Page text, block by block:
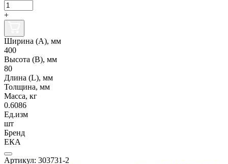
+
Ширина (А), мм
400
Высота (В), мм
80
Длина (L), мм
Толщина, мм
Масса, кг
0.6086
Ед.изм
шт
Бренд
ЕКА
Артикул: 303731-2